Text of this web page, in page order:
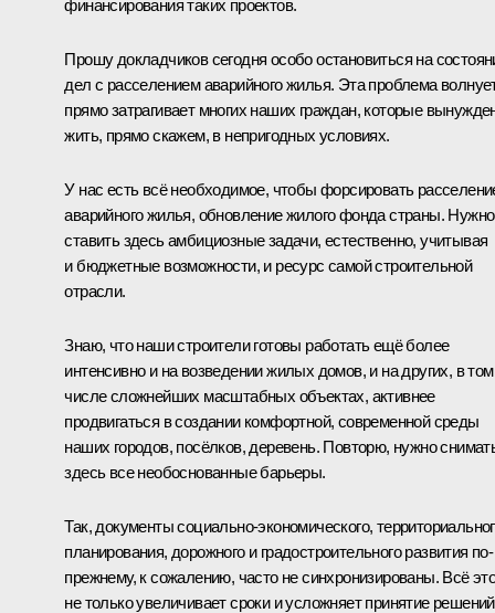
финансирования таких проектов.
Прошу докладчиков сегодня особо остановиться на
дел с расселением аварийного жилья. Эта проблема
прямо затрагивает многих наших граждан, которые
жить, прямо скажем, в непригодных условиях.
У нас есть всё необходимое, чтобы форсировать
аварийного жилья, обновление жилого фонда страны. Нужно
ставить здесь амбициозные задачи, естественно, учитывая
и бюджетные возможности, и ресурс самой строительной
отрасли.
Знаю, что наши строители готовы работать ещё более
интенсивно и на возведении жилых домов, и на других, в том
числе сложнейших масштабных объектах, активнее
продвигаться в создании комфортной, современной среды
наших городов, посёлков, деревень. Повторю, нужно
здесь все необоснованные барьеры.
Так, документы социально-экономического,
планирования, дорожного и градостроительного развития по-
прежнему, к сожалению, часто не синхронизированы. Всё
не только увеличивает сроки и усложняет принятие решений